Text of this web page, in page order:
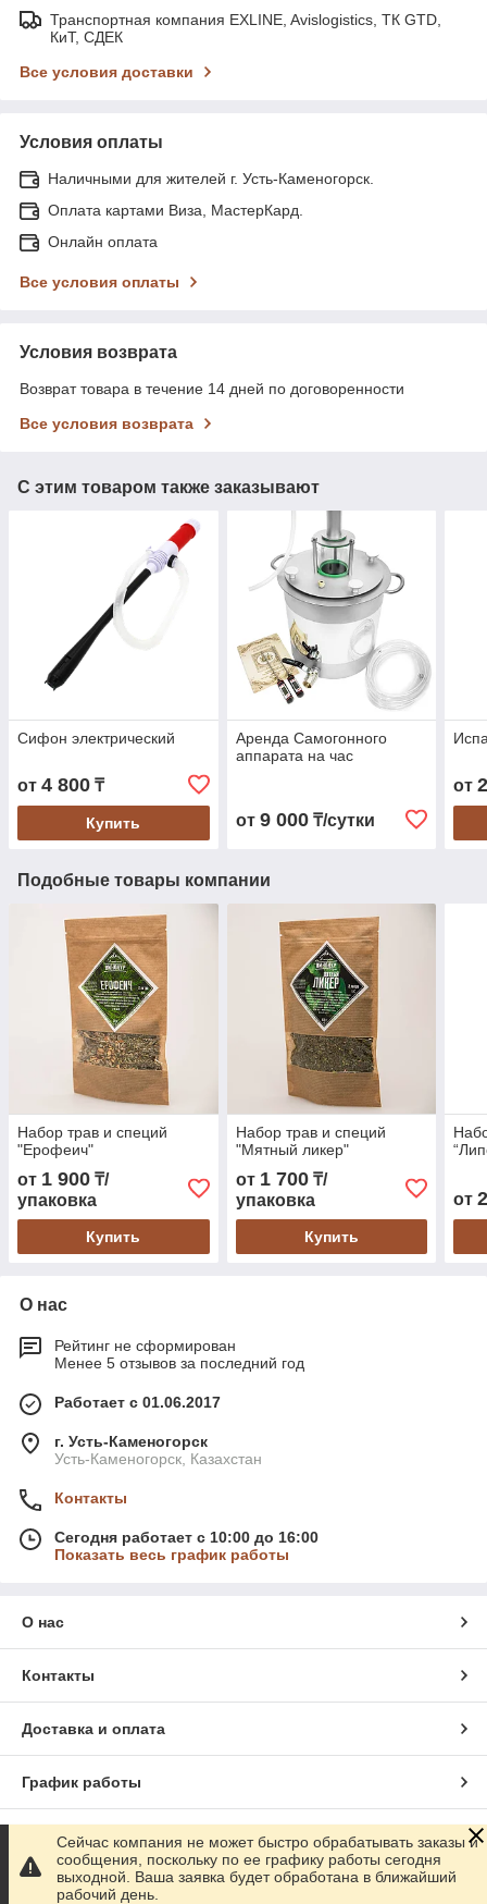
Транспортная компания EXLINE, Avislogistics, ТК GTD,
КиТ, СДЕК
Все условия доставки
Условия оплаты
Наличными для жителей г. Усть-Каменогорск.
Оплата картами Виза, МастерКард.
Онлайн оплата
Все условия оплаты
Условия возврата
Возврат товара в течение 14 дней по договоренности
Все условия возврата
С этим товаром также заказывают
Сифон электрический
от 4 800 ₸
Купить
Аренда Самогонного
аппарата на час
от 9 000₸/сутки
от
Подобные товары компании
Набор трав и специй
"Ерофеич"
от 1 900 ₸/
упаковка
Купить
Набор трав и специй
"Мятный ликер"
от 1 700₸/
упаковка
Купить
от
О нас
Рейтинг не сформирован
Менее 5 отзывов за последний год
Работает с 01.06.2017
г. Усть-Каменогорск
Усть-Каменогорск, Казахстан
Контакты
Сегодня работает с 10:00 до 16:00
Показать весь график работы
О нас
Контакты
Доставка и оплата
График работы
Полная версия сайта
Сайт создан на маркетплейсе Satu.kz
Сейчас компания не может быстро обрабатывать заказы и
сообщения, поскольку по ее графику работы сегодня
выходной. Ваша заявка будет обработана в ближайший
рабочий день.